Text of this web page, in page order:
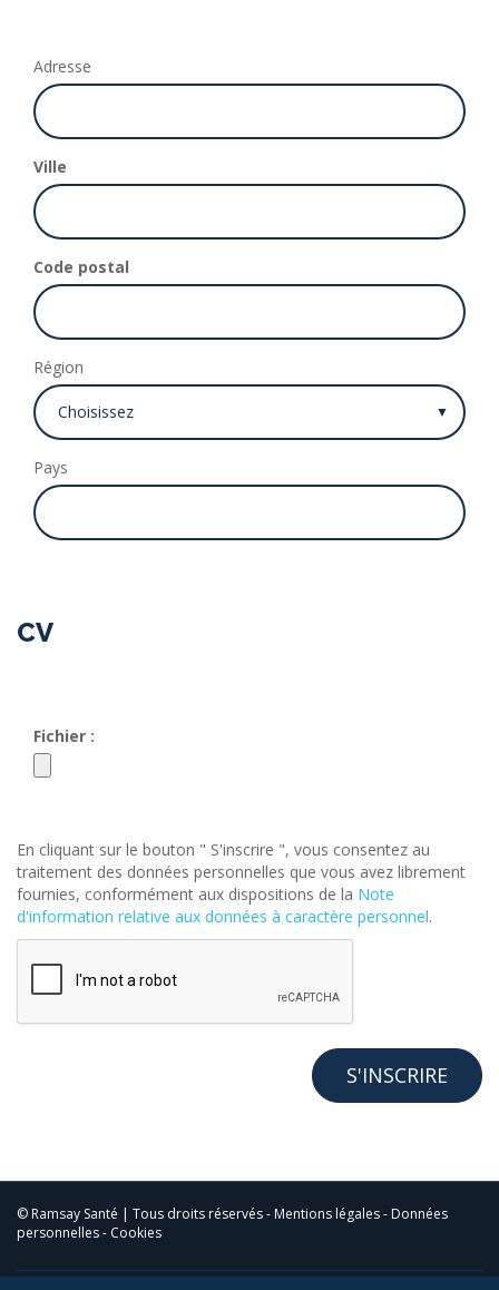
Adresse
Ville
Code postal
Région
Pays
CV
Fichier :
En cliquant sur le bouton " S'inscrire ", vous consentez au
traitement des données personnelles que vous avez librement
fournies, conformément aux dispositions de la Note
d'information relative aux données à caractère personnel.
© Ramsay Santé | Tous droits réservés - Mentions légales- Données
personnelles- Cookies